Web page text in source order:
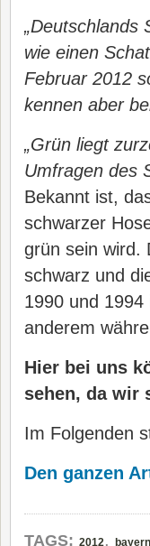
„Deutschlands
wie einen
Februar 2012
kennen aber
„Grün liegt
Umfragen des
Bekannt ist,
schwarzer
grün sein wird.
schwarz und
1990 und
anderem
Hier bei uns
sehen, da wir
Im Folgenden
Den ganzen
TAGS: 2012, bayern